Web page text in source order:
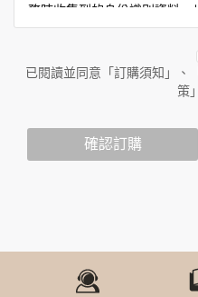
務時收集到的身份識別資料，
作與本公司合作時分享的任
人員。例如您透過本公司旗下
放連結的廠商也可能蒐集您
人資訊，這些廣告廠商或連
您個人在本網站上的聊天室
個人的資料，其範圍如下：
本網站在您使用服務信箱、
您所提供的姓名、電子郵件
已閱讀並同意「訂購須知」、
策
確認訂購